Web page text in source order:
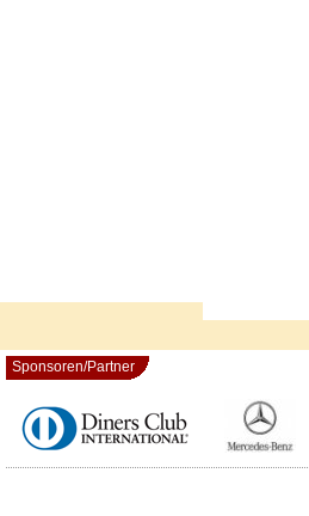
Sponsoren/Partner